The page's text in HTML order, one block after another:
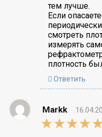
тем лучше.
Если
смотреть
измерять
плотность
Ответить
Markk
5,0
rating